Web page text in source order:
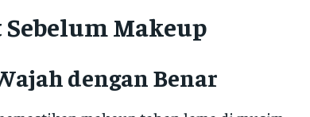
Makeup
dengan Benar